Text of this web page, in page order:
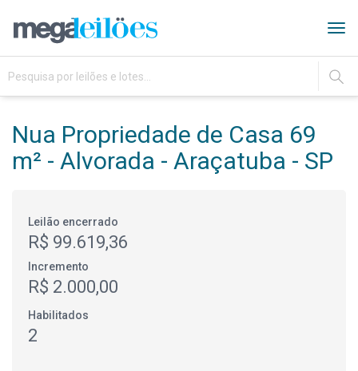
IR
Nua Propriedade de Casa 69
m² - Alvorada - Araçatuba - SP
Leilão encerrado
R$ 99.619,36
Incremento
R$ 2.000,00
Habilitados
2